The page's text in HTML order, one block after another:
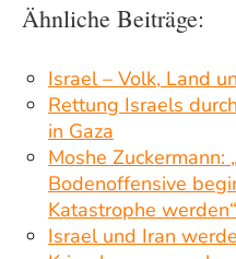
Ähnliche Beiträge:
Israel – Volk, Land
Rettung Israels
in Gaza
Moshe Zuckermann:
Bodenoffensive
Katastrophe werden“
Israel und Iran